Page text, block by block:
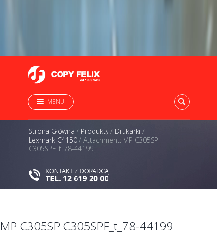
MENU
Strona Główna / Produkty/ Drukarki /
Lexmark C4150 / Attachment: MP C305SP
C305SPF_t_78-44199
MP C305SP C305SPF_t_78-44199